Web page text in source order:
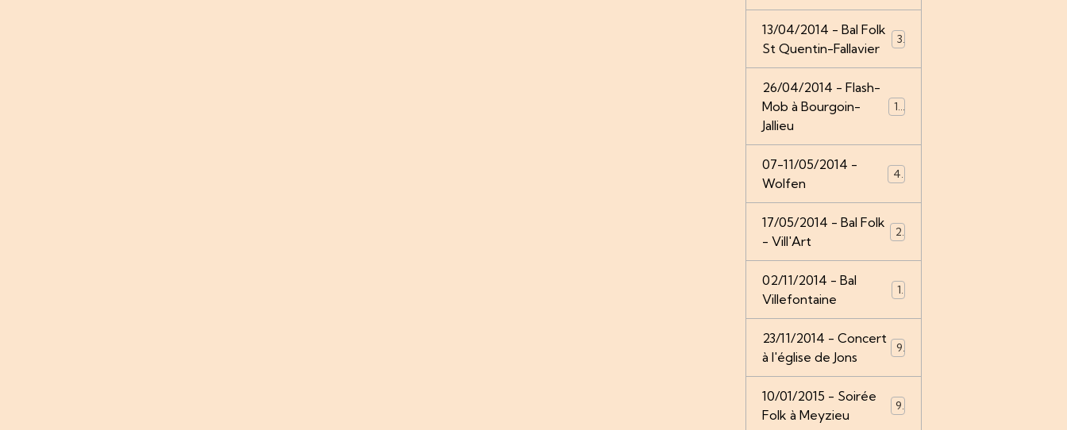
13/04/2014 - Bal Folk
St Quentin-Fallavier
3
26/04/2014 - Flash-
Mob à Bourgoin-
Jallieu
14
07-11/05/2014 -
Wolfen
4
17/05/2014 - Bal Folk
- Vill'Art
2
02/11/2014 - Bal
Villefontaine
1
23/11/2014 - Concert
à l'église de Jons
9
10/01/2015 - Soirée
Folk à Meyzieu
9